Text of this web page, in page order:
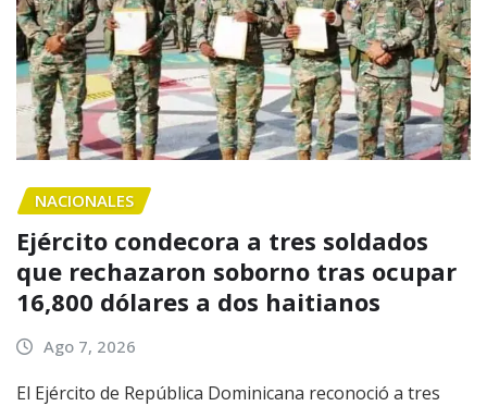
NACIONALES
Ejército condecora a tres soldados
que rechazaron soborno tras ocupar
16,800 dólares a dos haitianos
Ago 7, 2026
El Ejército de República Dominicana reconoció a tres